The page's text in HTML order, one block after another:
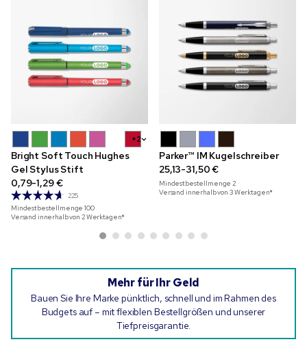
+2
Bright Soft Touch Hughes
Gel Stylus Stift
0,79-1,29 €
225
Mindestbestellmenge100
Versand innerhalb von 2 Werktagen*
Parker™ IM Kugelschreiber
25,13-31,50 €
Mindestbestellmenge2
Versand innerhalb von 3 Werktagen*
Mehr für Ihr Geld
Bauen Sie Ihre Marke pünktlich, schnell und im Rahmen des
Budgets auf – mit flexiblen Bestellgrößen und unserer
Tiefpreisgarantie.